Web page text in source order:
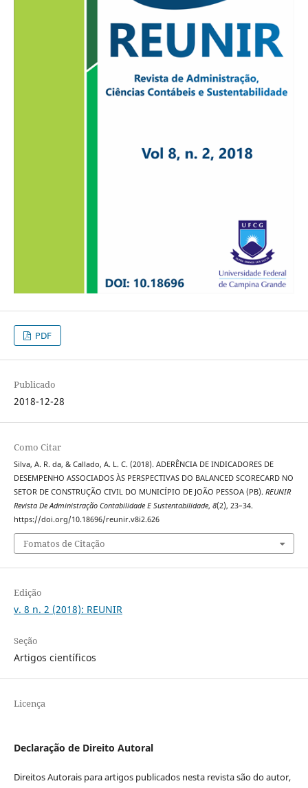
PDF
Publicado
2018-12-28
Como Citar
Silva, A. R. da, & Callado, A. L. C. (2018). ADERÊNCIA DE INDICADORES DE
DESEMPENHO ASSOCIADOS ÀS PERSPECTIVAS DO BALANCED SCORECARD NO
SETOR DE CONSTRUÇÃO CIVIL DO MUNICÍPIO DE JOÃO PESSOA (PB). REUNIR
Revista De Administração Contabilidade E Sustentabilidade, 8(2), 23–34.
https://doi.org/10.18696/reunir.v8i2.626
Fomatos de Citação
Edição
v. 8 n. 2 (2018): REUNIR
Seção
Artigos científicos
Licença
Declaração de Direito Autoral
Direitos Autorais para artigos publicados nesta revista são do autor,